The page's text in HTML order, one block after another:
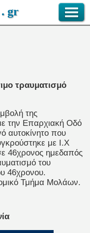
gr
τραυματισμό
της
την Επαρχιακή Οδό
αυτοκίνητο που
με Ι.Χ
46χρονος ημεδαπός
του
46χρονου.
Τμήμα Μολάων.